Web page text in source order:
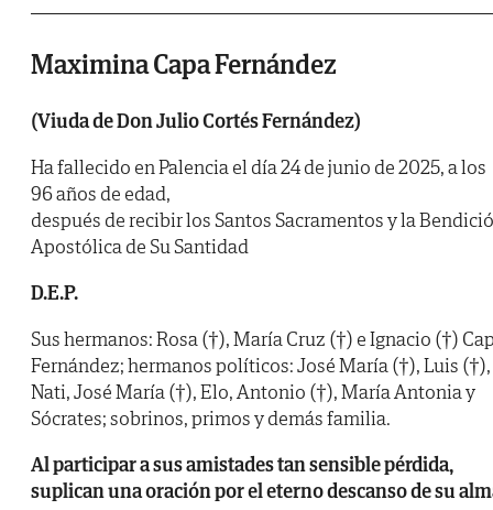
Maximina Capa Fernández
(Viuda de Don Julio Cortés Fernández)
Ha fallecido en Palencia el día 24 de junio de 2025, a los
96 años de edad,
después de recibir los Santos Sacramentos y la
Apostólica de Su Santidad
D.E.P.
Sus hermanos: Rosa (†), María Cruz (†) e Ignacio (†)
Fernández; hermanos políticos: José María (†), Luis (†),
Nati, José María (†), Elo, Antonio (†), María Antonia y
Sócrates; sobrinos, primos y demás familia.
Al participar a sus amistades tan sensible pérdida,
suplican una oración por el eterno descanso de su